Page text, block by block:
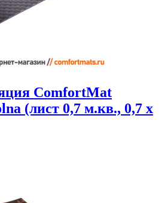
ComfortMat
(лист 0,7 м.кв., 0,7 х